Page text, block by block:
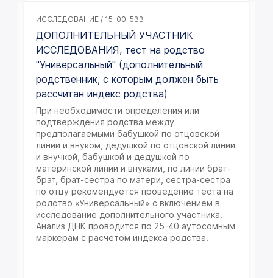
ИССЛЕДОВАНИЕ / 15-00-533
ДОПОЛНИТЕЛЬНЫЙ УЧАСТНИК
ИССЛЕДОВАНИЯ, тест на родство
"Универсальный" (дополнительный
родственник, с которым должен быть
рассчитан индекс родства)
При необходимости определения или
подтверждения родства между
предполагаемыми бабушкой по отцовской
линии и внуком, дедушкой по отцовской линии
и внучкой, бабушкой и дедушкой по
материнской линии и внуками, по линии брат-
брат, брат-сестра по матери, сестра-сестра
по отцу рекомендуется проведение теста на
родство «Универсальный» с включением в
исследование дополнительного участника.
Анализ ДНК проводится по 25-40 аутосомным
маркерам с расчетом индекса родства.